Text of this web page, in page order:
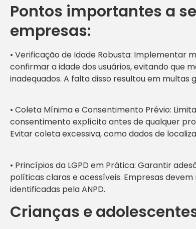
Pontos importantes a
empresas:
• Verificação de Idade Robusta: Implementar
confirmar a idade dos usuários, evitando que
inadequados. A falta disso resultou em multas
• Coleta Mínima e Consentimento Prévio:
consentimento explícito antes de qualquer
Evitar coleta excessiva, como dados de
• Princípios da LGPD em Prática: Garantir
políticas claras e acessíveis. Empresas
identificadas pela ANPD.
Crianças e